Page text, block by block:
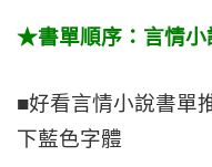
★書單順序：言情
■好看言情小說書單
下藍色字體